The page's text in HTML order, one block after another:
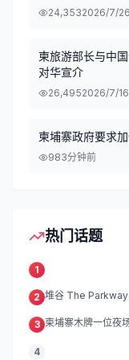
24,3532026/7/26
柬旅游部长与中
对华宣介
26,4952026/7/16
柬埔寨政府要求
983分钟前
热门话题
1
2 堆谷 The Parkway
3 柬埔寨木牌一位夜
4